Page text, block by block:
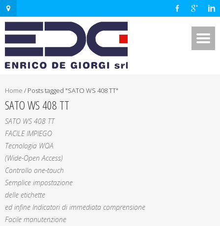
Home / Posts tagged "SATO WS 408 TT"
SATO WS 408 TT
SATO WS 408 TT
FACILE IMPIEGO
Tecnologia WOA
(Wide-Open Access)
Controllo one-touch
Semplice impostazione
delle etichette
ed infine Indicatori di immediata comprensione
Facile manutenzione